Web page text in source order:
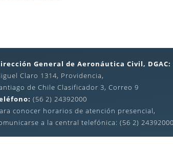
General de Aeronáutica Civil, DGAC:
Claro 1314, Providencia,
de Chile Clasificador 3, Correo 9
(56 2) 24392000
conocer horarios de atención presencial,
a la central telefónica: (56 2)